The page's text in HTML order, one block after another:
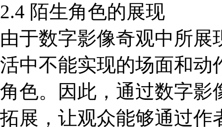
2.4 陌生角色的展现
由于数字影像奇观中所
活中不能实现的场面和动
角色。因此，通过数字影
拓展，让观众能够通过作